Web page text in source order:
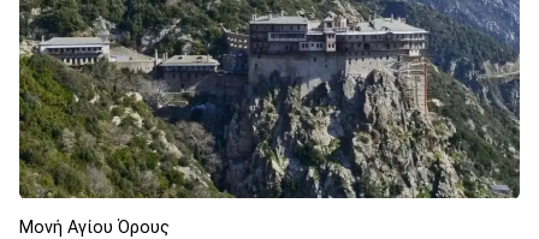
Μονή Αγίου Όρους